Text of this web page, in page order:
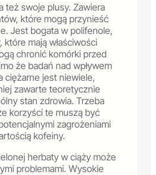
też swoje plusy. Zawiera
które mogą przynieść
Jest bogata w polifenole,
które mają właściwości
chronić komórki przed
że badań nad wpływem
ciężarne jest niewiele,
zawarte teoretycznie
stan zdrowia. Trzeba
korzyści te muszą być
zagrożeniami
kofeiny.
herbaty w ciąży może
problemami. Wysokie